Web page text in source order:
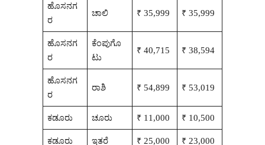
ಹೊಸನಗ
ರ
ಚಾಲಿ ₹ 35,999 ₹ 35,999
ಹೊಸನಗ
ರ
ಕೆಂಪುಗೊ
ಟು
₹ 40,715 ₹ 38,594
ಹೊಸನಗ
ರ
ರಾಶಿ ₹ 54,899 ₹ 53,019
ಕಡೂರು ಚೂರು ₹ 11,000 ₹ 10,500
ಕಡೂರು ಇತರೆ ₹ 25,000 ₹ 23,000